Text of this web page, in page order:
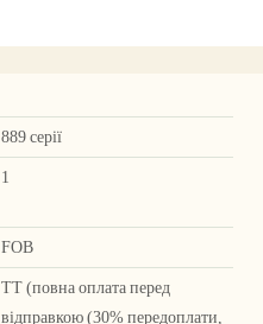
889 серії
1
FOB
ТТ (повна оплата перед
відправкою (30% передоплати,